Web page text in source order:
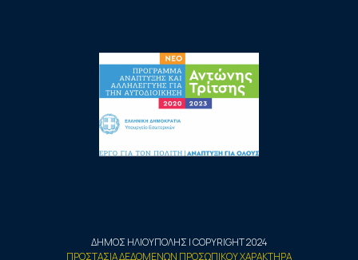
ΔΗΜΟΣ ΗΛΙΟΥΠΟΛΗΣ | COPYRIGHT 2024
ΠΡΟΣΤΑΣΙΑ ΔΕΔΟΜΕΝΩΝ ΠΡΟΣΩΠΙΚΟΥ ΧΑΡΑΚΤΗΡΑ